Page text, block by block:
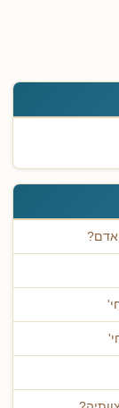
אדם?